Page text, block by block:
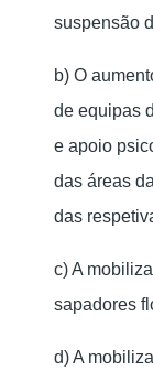
suspensão
b) O
de equipas
e apoio
das áreas
das
c) A
sapadores
d) A